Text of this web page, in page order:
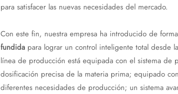
para satisfacer las nuevas necesidades del mercado.
Con este fin, nuestra empresa ha introducido de
fundida para lograr un control inteligente total desde
línea de producción está equipada con el sistema de
dosificación precisa de la materia prima; equipado
diferentes necesidades de producción; un sistema